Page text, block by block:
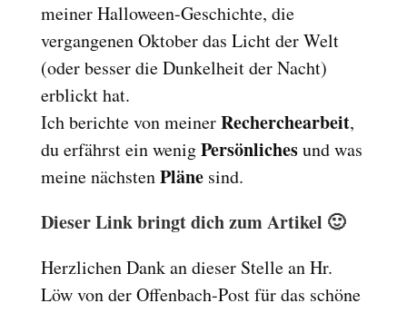
meiner Halloween-Geschichte, die
vergangenen Oktober das Licht der Welt
(oder besser die Dunkelheit der Nacht)
erblickt hat.
Ich berichte von meinerRecherchearbeit,
du erfährst ein wenigPersönlichesund was
meine nächstenPläne sind.
Dieser Link bringt dich zum Artikel 🙂
Herzlichen Dank an dieser Stelle an Hr.
Löw von der Offenbach-Post für das schöne